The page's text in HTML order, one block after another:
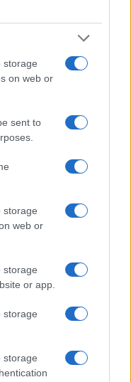
storage
on web or
sent to
storage
web or
storage
or app.
storage
storage
diffusi tra le
a due cifre per greggio